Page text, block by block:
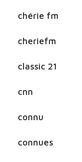
chérie fm
cheriefm
classic 21
cnn
connu
connues